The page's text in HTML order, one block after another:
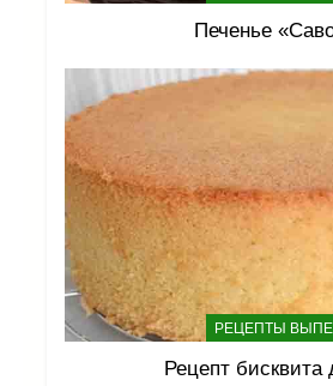
Печенье
РЕЦЕПТЫ
Рецепт бисквита